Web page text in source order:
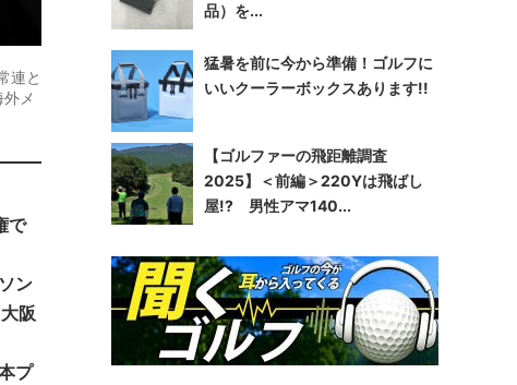
連と
メ
で
ン
阪
プ
品）を...
猛暑を前に今から準備！ゴルフに
いいクーラーボックスあります!!
【ゴルファーの飛距離調査
2025】＜前編＞220Yは飛ばし
屋!? 男性アマ140...